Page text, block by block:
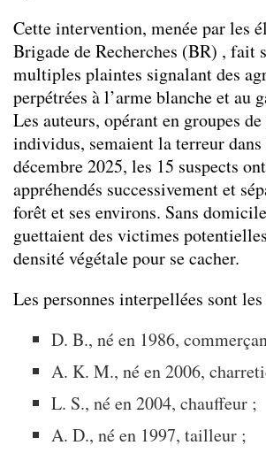
Cette intervention, menée par les
Brigade de Recherches (BR) , fait
multiples plaintes signalant des
perpétrées à l’arme blanche et au
Les auteurs, opérant en groupes
individus, semaient la terreur
décembre 2025, les 15 suspects
appréhendés successivement et
forêt et ses environs. Sans
guettaient des victimes
densité végétale pour se cacher.
Les personnes interpellées sont
D. B., né en 1986,
A. K. M., né en 2006,
L. S., né en 2004, chauffeur ;
A. D., né en 1997, tailleur ;